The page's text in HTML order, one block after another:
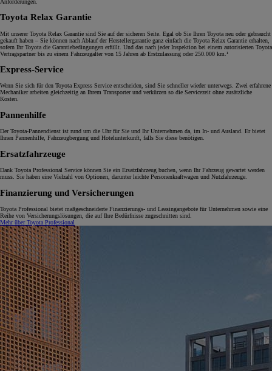
Anforderungen.
Toyota Relax Garantie
Mit unserer Toyota Relax Garantie sind Sie auf der sicheren Seite. Egal ob Sie Ihren Toyota neu oder gebraucht
gekauft haben – Sie können nach Ablauf der Herstellergarantie ganz einfach die Toyota Relax Garantie erhalten,
sofern Ihr Toyota die Garantiebedingungen erfüllt. Und das nach jeder Inspektion bei einem autorisierten Toyota
Vertragspartner bis zu einem Fahrzeugalter von 15 Jahren ab Erstzulassung oder 250.000 km.¹
Express-Service
Wenn Sie sich für den Toyota Express Service entscheiden, sind Sie schneller wieder unterwegs. Zwei erfahrene
Mechaniker arbeiten gleichzeitig an Ihrem Transporter und verkürzen so die Servicezeit ohne zusätzliche
Kosten.
Pannenhilfe
Der Toyota-Pannendienst ist rund um die Uhr für Sie und Ihr Unternehmen da, im In- und Ausland. Er bietet
Ihnen Pannenhilfe, Fahrzeugbergung und Hotelunterkunft, falls Sie diese benötigen.
Ersatzfahrzeuge
Dank Toyota Professional Service können Sie ein Ersatzfahrzeug buchen, wenn Ihr Fahrzeug gewartet werden
muss. Sie haben eine Vielzahl von Optionen, darunter leichte Personenkraftwagen und Nutzfahrzeuge.
Finanzierung und Versicherungen
Toyota Professional bietet maßgeschneiderte Finanzierungs- und Leasingangebote für Unternehmen sowie eine
Reihe von Versicherungslösungen, die auf Ihre Bedürfnisse zugeschnitten sind.
Mehr über Toyota Professional